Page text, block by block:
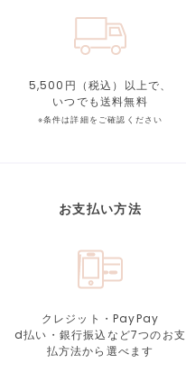
5,500円（税込）以上で、
いつでも送料無料
※条件は詳細をご確認ください
お支払い方法
クレジット・PayPay
d払い・銀行振込など7つのお支
払方法から選べます